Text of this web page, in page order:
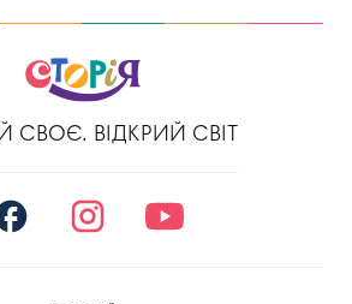
СВОЄ. ВІДКРИЙ СВІТ